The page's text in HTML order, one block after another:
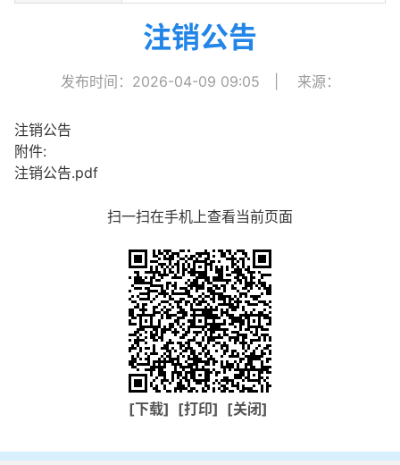
注销公告
发布时间：2026-04-09 09:05 来源：
注销公告
附件:
注销公告.pdf
扫一扫在手机上查看当前页面
[下载] [打印] [关闭]